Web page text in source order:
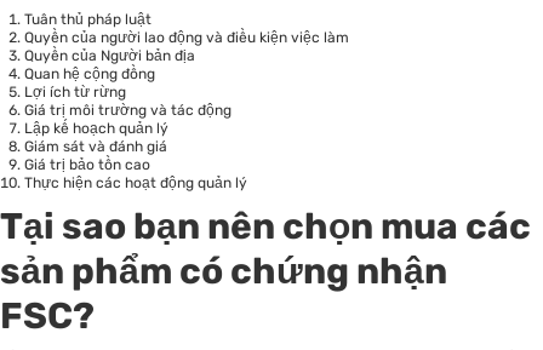
Tuân thủ pháp luật
Quyền của người lao động và điều kiện việc làm
Quyền của Người bản địa
Quan hệ cộng đồng
Lợi ích từ rừng
Giá trị môi trường và tác động
Lập kế hoạch quản lý
Giám sát và đánh giá
Giá trị bảo tồn cao
Thực hiện các hoạt động quản lý
Tại sao bạn nên chọn mua các
sản phẩm có chứng nhận
FSC?